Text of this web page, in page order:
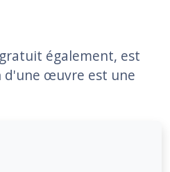
également, est
d'une œuvre est une